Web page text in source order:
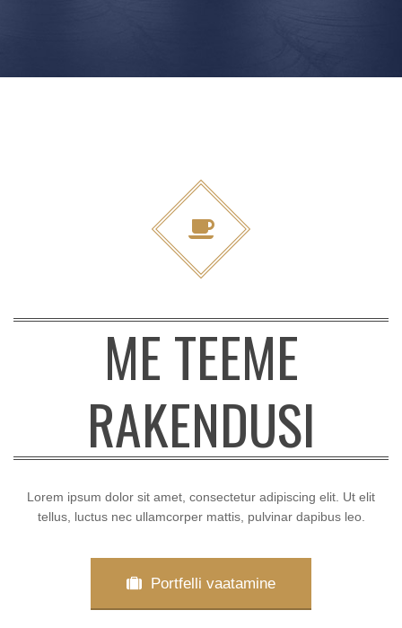
ME TEEME
RAKENDUSI
Lorem ipsum dolor sit amet, consectetur adipiscing elit. Ut elit
tellus, luctus nec ullamcorper mattis, pulvinar dapibus leo.
Portfelli vaatamine